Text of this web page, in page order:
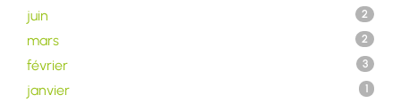
juin 2
mars 2
février 3
janvier 1